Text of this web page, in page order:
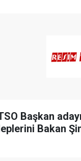
Başkan
Bakan